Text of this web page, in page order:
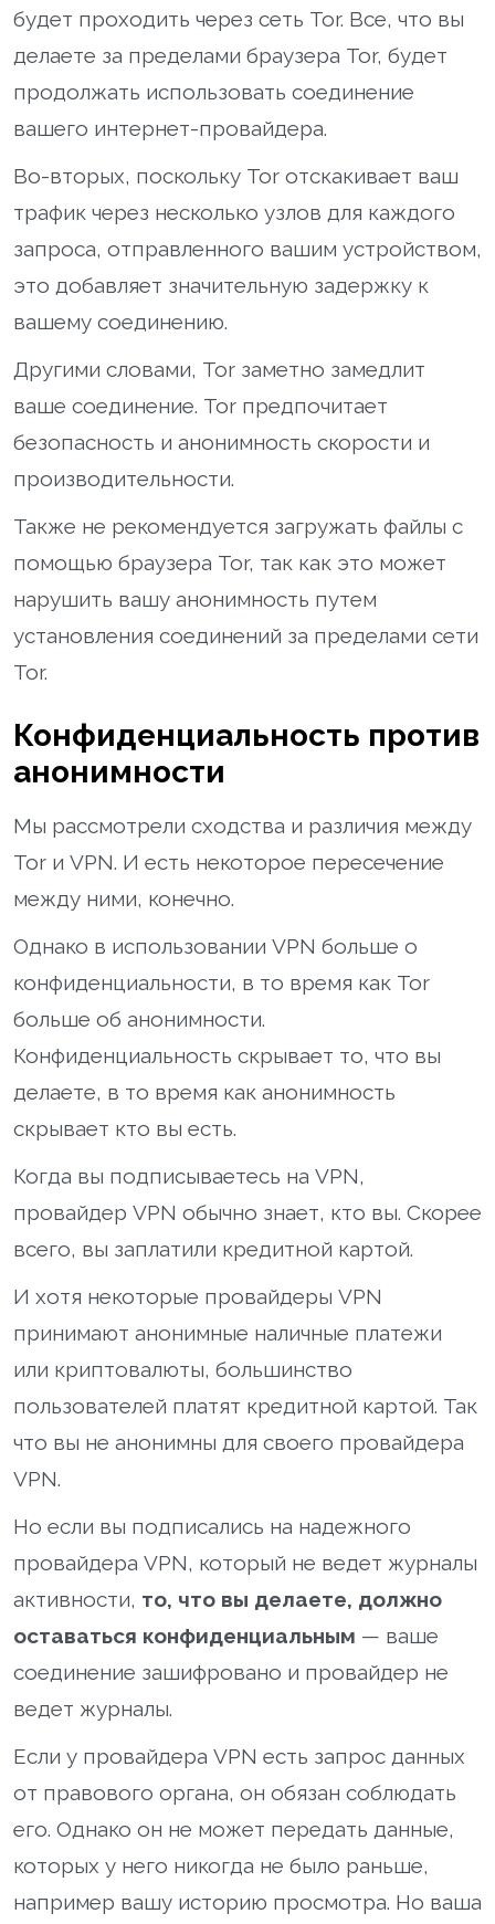
будет проходить через сеть Tor. Все, что вы
делаете за пределами браузера Tor, будет
продолжать использовать соединение
вашего интернет-провайдера.
Во-вторых, поскольку Tor отскакивает ваш
трафик через несколько узлов для каждого
запроса, отправленного вашим устройством,
это добавляет значительную задержку к
вашему соединению.
Другими словами, Tor заметно замедлит
ваше соединение. Tor предпочитает
безопасность и анонимность скорости и
производительности.
Также не рекомендуется загружать файлы с
помощью браузера Tor, так как это может
нарушить вашу анонимность путем
установления соединений за пределами сети
Tor.
Конфиденциальность против
анонимности
Мы рассмотрели сходства и различия между
Tor и VPN. И есть некоторое пересечение
между ними, конечно.
Однако в использовании VPN больше о
конфиденциальности, в то время как Tor
больше об анонимности.
Конфиденциальность скрывает то, что вы
делаете, в то время как анонимность
скрывает кто вы есть.
Когда вы подписываетесь на VPN,
провайдер VPN обычно знает, кто вы. Скорее
всего, вы заплатили кредитной картой.
И хотя некоторые провайдеры VPN
принимают анонимные наличные платежи
или криптовалюты, большинство
пользователей платят кредитной картой. Так
что вы не анонимны для своего провайдера
VPN.
Но если вы подписались на надежного
провайдера VPN, который не ведет журналы
активности, то, что вы делаете, должно
оставаться конфиденциальным — ваше
соединение зашифровано и провайдер не
ведет журналы.
Если у провайдера VPN есть запрос данных
от правового органа, он обязан соблюдать
его. Однако он не может передать данные,
которых у него никогда не было раньше,
например вашу историю просмотра. Но ваша